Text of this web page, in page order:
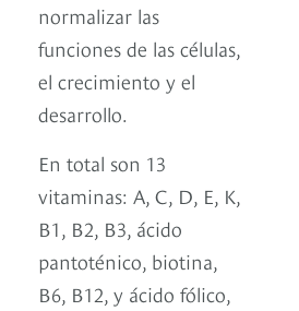
normalizar las
funciones de las células,
el crecimiento y el
desarrollo.
En total son 13
vitaminas: A, C, D, E, K,
B1, B2, B3, ácido
pantoténico, biotina,
B6, B12, y ácido fólico,